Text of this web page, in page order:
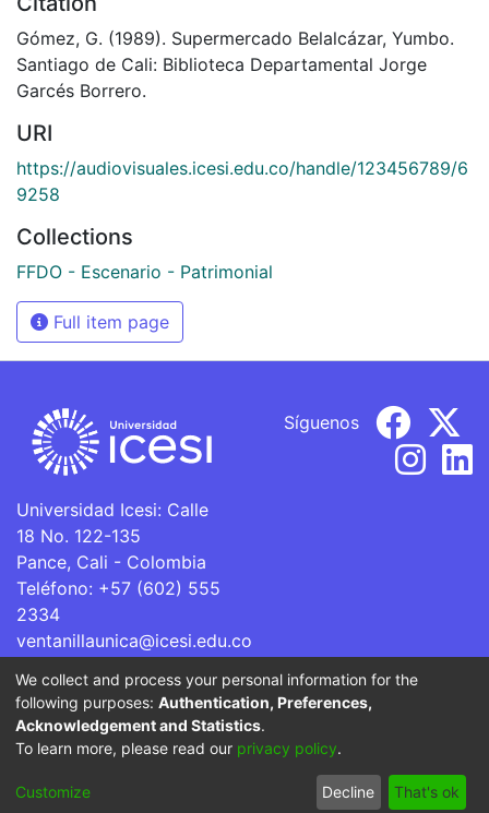
Gómez, G. (1989). Supermercado Belalcázar, Yumbo.
Santiago de Cali: Biblioteca Departamental Jorge
Garcés Borrero.
URI
https://audiovisuales.icesi.edu.co/handle/123456789/6
9258
Collections
FFDO - Escenario - Patrimonial
Full item page
Universidad Icesi: Calle
18 No. 122-135
Pance, Cali - Colombia
Teléfono: +57 (602) 555
2334
ventanillaunica@icesi.edu.co
Síguenos
La Universidad Icesi es una Institución de Educación
Superior que se encuentra sujeta a inspección y vigilancia
por parte del Ministerio de Educación Nacional.
Cookie
End User
Agreement
Send
Feedback
We collect and process your personal information for the
following purposes: Authentication, Preferences,
Acknowledgement and Statistics.
To learn more, please read our privacy policy.
Customize Decline That's ok